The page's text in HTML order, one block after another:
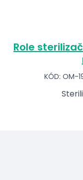
Role
KÓD: OM-